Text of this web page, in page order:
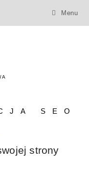
Menu
SEO
strony